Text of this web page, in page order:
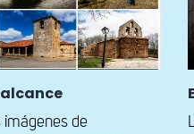
imágenes de